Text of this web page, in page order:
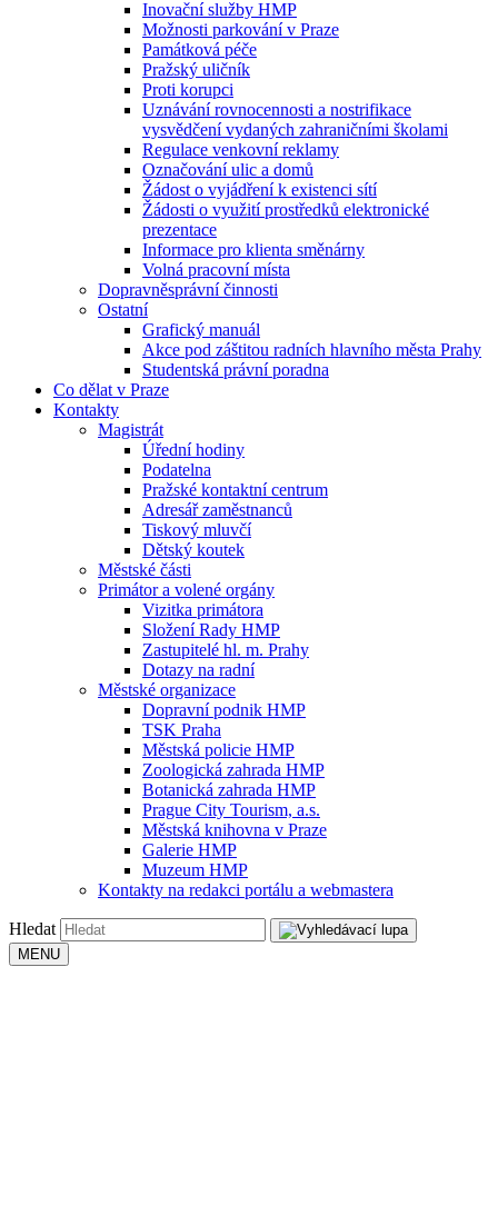
Inovační služby HMP
Možnosti parkování v Praze
Památková péče
Pražský uličník
Proti korupci
Uznávání rovnocennosti a nostrifikace
vysvědčení vydaných zahraničními školami
Regulace venkovní reklamy
Označování ulic a domů
Žádost o vyjádření k existenci sítí
Žádosti o využití prostředků elektronické
prezentace
Informace pro klienta směnárny
Volná pracovní místa
Dopravněsprávní činnosti
Ostatní
Grafický manuál
Akce pod záštitou radních hlavního města Prahy
Studentská právní poradna
Co dělat v Praze
Kontakty
Magistrát
Úřední hodiny
Podatelna
Pražské kontaktní centrum
Adresář zaměstnanců
Tiskový mluvčí
Dětský koutek
Městské části
Primátor a volené orgány
Vizitka primátora
Složení Rady HMP
Zastupitelé hl. m. Prahy
Dotazy na radní
Městské organizace
Dopravní podnik HMP
TSK Praha
Městská policie HMP
Zoologická zahrada HMP
Botanická zahrada HMP
Prague City Tourism, a.s.
Městská knihovna v Praze
Galerie HMP
Muzeum HMP
Kontakty na redakci portálu a webmastera
Hledat
MENU